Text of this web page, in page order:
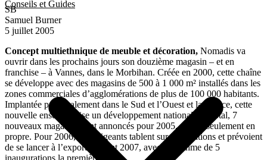
Conseils et Guides
SB
Samuel Burner
5 juillet 2005
Concept multiethnique de meuble et décoration, Nomadis va
ouvrir dans les prochains jours son douzième magasin – et en
franchise – à Vannes, dans le Morbihan. Créée en 2000, cette chaîne
se développe avec des magasins de 500 à 1 000 m² installés dans les
zones commerciales d’agglomérations de plus de 100 000 habitants.
Implantée principalement dans le Sud et l’Ouest et la France, cette
nouvelle enseigne vise un développement national. Au total, 7
nouveaux magasins sont annoncés pour 2005, dont 2 seulement en
propre. Pour 2006, les dirigeants tablent sur 10 créations et prévoient
de se lancer à l’export courant 2007, avec un rythme de 5
inaugurations la première année.